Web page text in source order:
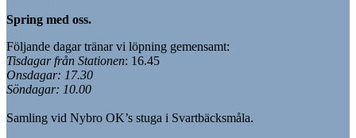
Spring med oss.
Följande dagar tränar vi löpning gemensamt:
Tisdagar från Stationen: 16.45
Onsdagar: 17.30
Söndagar: 10.00
Samling vid Nybro OK’s stuga i Svartbäcksmåla.